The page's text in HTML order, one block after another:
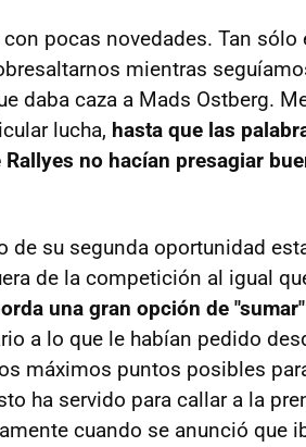
pocas novedades. Tan sólo
mientras
daba caza a Mads Ostberg.
lucha, hasta que las
no hacían presagiar
de su segunda oportunidad
de la competición al igual
una gran opción de
a lo que le habían pedido
máximos puntos posibles
ha servido para callar a la
cuando se anunció que